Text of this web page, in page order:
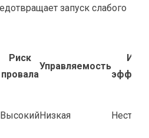
запуск слабого
Риск
провала
Управляемость
ВысокийНизкая